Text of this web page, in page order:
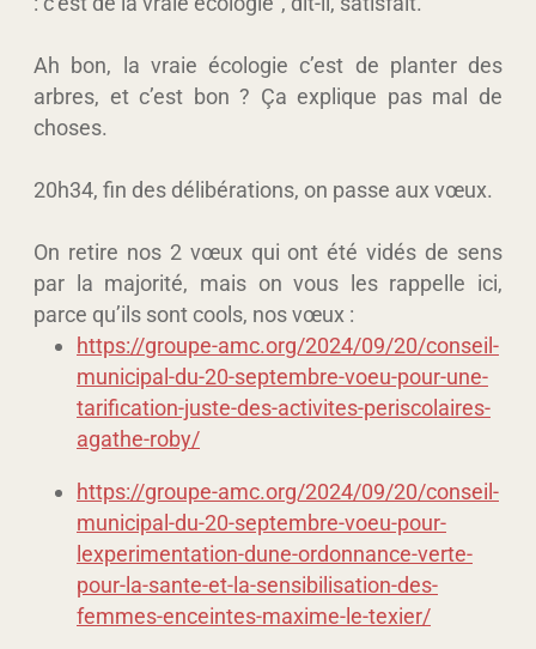
Ah bon, la vraie écologie c’est de planter des
arbres, et c’est bon ? Ça explique pas mal de
choses.
20h34, fin des délibérations, on passe aux vœux.
On retire nos 2 vœux qui ont été vidés de sens
par la majorité, mais on vous les rappelle ici,
parce qu’ils sont cools, nos vœux :
https://groupe-amc.org/2024/09/20/conseil-
municipal-du-20-septembre-voeu-pour-une-
tarification-juste-des-activites-periscolaires-
agathe-roby/
https://groupe-amc.org/2024/09/20/conseil-
municipal-du-20-septembre-voeu-pour-
lexperimentation-dune-ordonnance-verte-
pour-la-sante-et-la-sensibilisation-des-
femmes-enceintes-maxime-le-texier/